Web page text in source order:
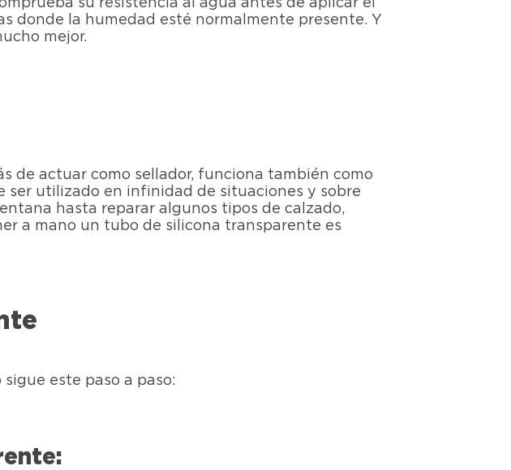
su resistencia al agua antes de aplicar el
donde la humedad esté normalmente presente. Y
mejor.
de actuar como sellador, funciona también como
ser utilizado en infinidad de situaciones y sobre
hasta reparar algunos tipos de calzado,
a mano un tubo de silicona transparente es
este paso a paso: